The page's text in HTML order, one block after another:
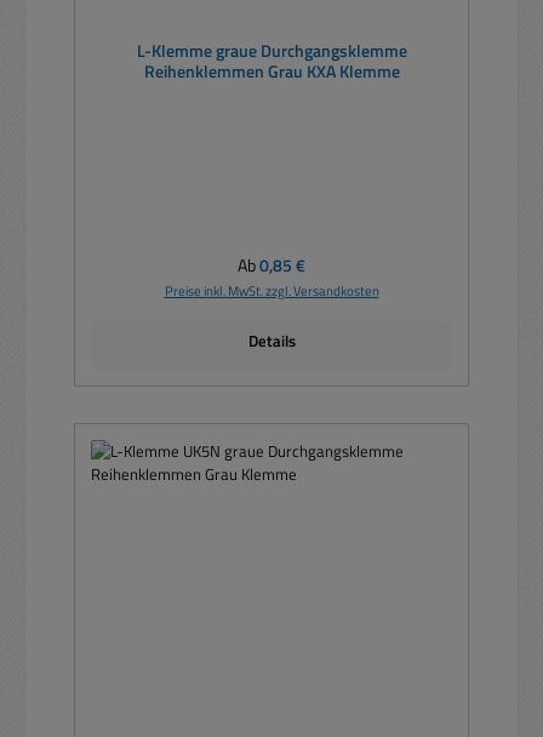
L-Klemme graue Durchgangsklemme
Reihenklemmen Grau KXA Klemme
Regulärer Preis:
Ab0,85 €
Preise inkl. MwSt. zzgl. Versandkosten
Details